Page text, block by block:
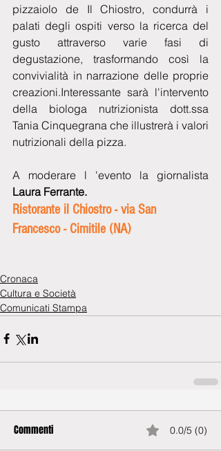
pizzaiolo de Il Chiostro, condurrà i
palati degli ospiti verso la ricerca del
gusto attraverso varie fasi di
degustazione, trasformando così la
convivialità in narrazione delle proprie
creazioni.Interessante sarà l'intervento
della biologa nutrizionista dott.ssa
Tania Cinquegrana che illustrerà i valori
nutrizionali della pizza.
Laura Ferrante.
Ristorante il Chiostro - via San
Francesco - Cimitile (NA)
Cronaca
Cultura e Società
Comunicati Stampa
Commenti 0.0/5 (0)